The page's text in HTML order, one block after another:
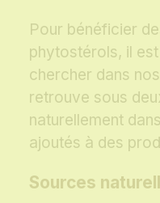
Pour bénéficier
phytostérols, il
chercher dans
retrouve sous
naturellement
ajoutés à des
Sources